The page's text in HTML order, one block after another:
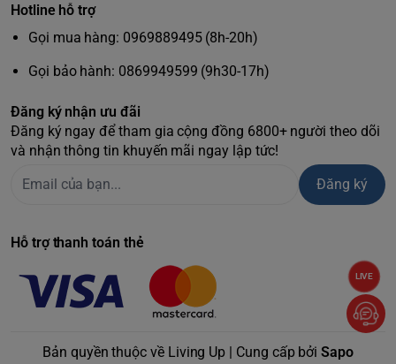
Hotline hỗ trợ
Gọi mua hàng: 0969889495 (8h-20h)
Gọi bảo hành: 0869949599 (9h30-17h)
Đăng ký nhận ưu đãi
Đăng ký ngay để tham gia cộng đồng 6800+ người theo dõi
và nhận thông tin khuyến mãi ngay lập tức!
Đăng ký
Hỗ trợ thanh toán thẻ
Bản quyền thuộc về Living Up | Cung cấp bởiSapo
LIVE